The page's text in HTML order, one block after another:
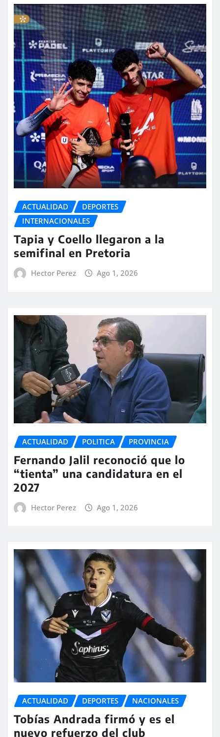
ACTUALIDAD
DEPORTES
INTERNACIONALES
Tapia y Coello llegaron a la
semifinal en Pretoria
Hector Perez Ago 1, 2026
ACTUALIDAD POLITICA PROVINCIA
Fernando Jalil reconoció que lo
“tienta” una candidatura en el
2027
Hector Perez Ago 1, 2026
ACTUALIDAD DEPORTES NACIONALES
Tobías Andrada firmó y es el
nuevo refuerzo del club